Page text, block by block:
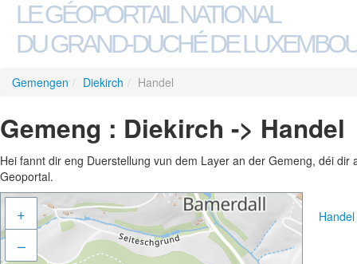
LE GÉOPORTAIL NATIONAL
DU GRAND-DUCHÉ DE
Gemengen / Diekirch / Handel
Gemeng : Diekirch -> Handel
Hei fannt dir eng Duerstellung vun dem Layer an der Gemeng, déi
Geoportal.
+
–